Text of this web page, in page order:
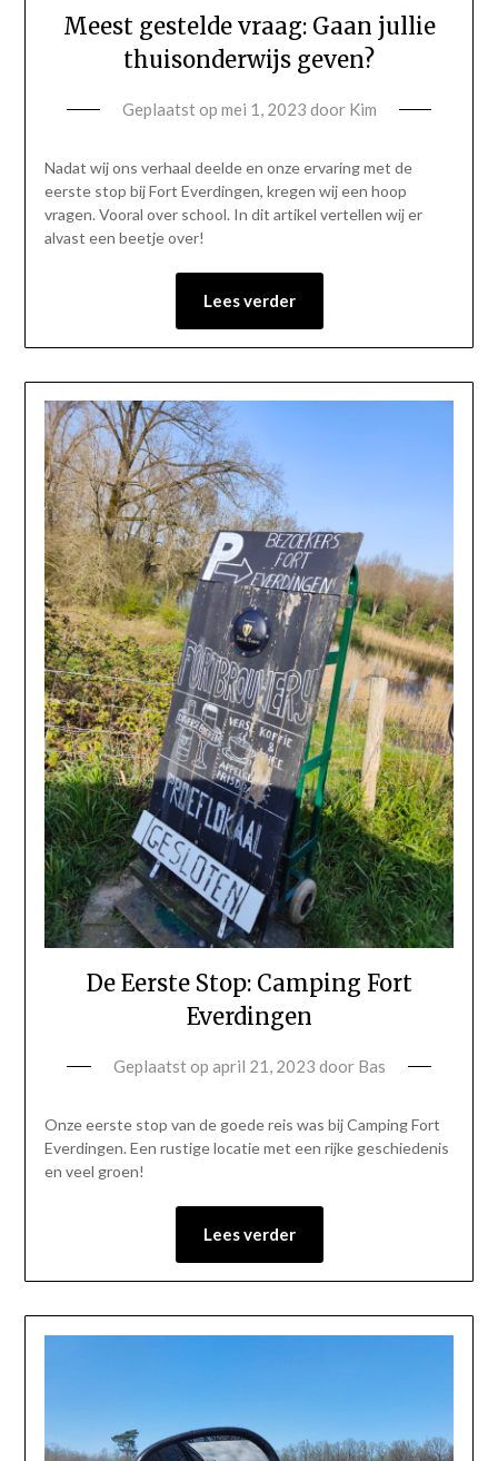
Meest gestelde vraag: Gaan jullie
thuisonderwijs geven?
Geplaatst op mei 1, 2023 door Kim
Nadat wij ons verhaal deelde en onze ervaring met de
eerste stop bij Fort Everdingen, kregen wij een hoop
vragen. Vooral over school. In dit artikel vertellen wij er
alvast een beetje over!
Lees verder
De Eerste Stop: Camping Fort
Everdingen
Geplaatst op april 21, 2023 door Bas
Onze eerste stop van de goede reis was bij Camping Fort
Everdingen. Een rustige locatie met een rijke geschiedenis
en veel groen!
Lees verder